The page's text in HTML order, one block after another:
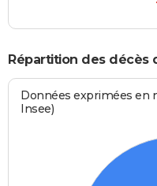
Répartition des décès
Données exprimées en
Insee)